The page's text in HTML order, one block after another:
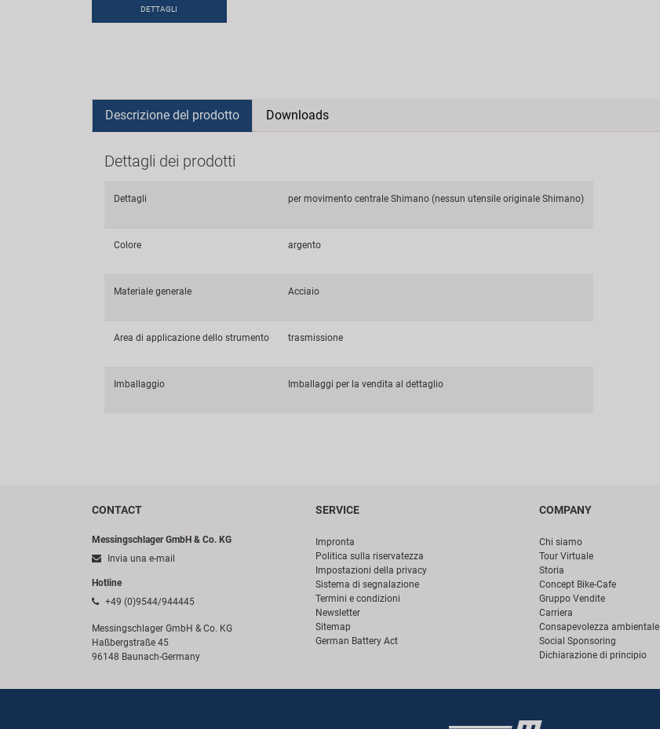
DETTAGLI
Descrizione del prodotto Downloads
Dettagli dei prodotti
Dettagli per movimento centrale Shimano (nessun utensile originale Shimano)
Colore argento
Materiale generale Acciaio
Area di applicazione dello strumento trasmissione
Imballaggio Imballaggi per la vendita al dettaglio
CONTACT
Messingschlager GmbH & Co. KG
Invia una e-mail
Hotline
+49 (0)9544/944445
Messingschlager GmbH & Co. KG
Haßbergstraße 45
96148 Baunach-Germany
SERVICE
Impronta
Politica sulla riservatezza
Impostazioni della privacy
Sistema di segnalazione
Termini e condizioni
Newsletter
Sitemap
German Battery Act
COMPANY
Chi siamo
Tour Virtuale
Storia
Concept Bike-Cafe
Gruppo Vendite
Carriera
Consapevolezza ambientale
Social Sponsoring
Dichiarazione di principio